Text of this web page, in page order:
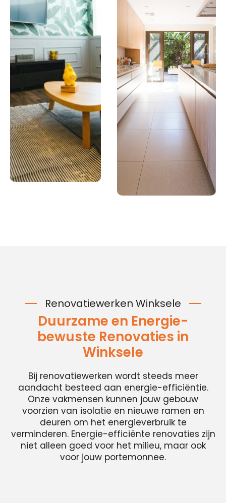
Renovatiewerken Winksele
Duurzame en Energie-
bewuste Renovaties in
Winksele
Bij renovatiewerken wordt steeds meer
aandacht besteed aan energie-efficiëntie.
Onze vakmensen kunnen jouw gebouw
voorzien van isolatie en nieuwe ramen en
deuren om het energieverbruik te
verminderen. Energie-efficiënte renovaties zijn
niet alleen goed voor het milieu, maar ook
voor jouw portemonnee.